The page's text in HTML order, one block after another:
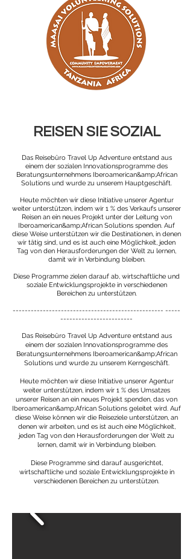
REISEN SIE SOZIAL
Das Reisebüro Travel Up Adventure entstand aus
einem der sozialen Innovationsprogramme des
Beratungsunternehmens Iberoamerican&amp;African
Solutions und wurde zu unserem Hauptgeschäft.
Heute möchten wir diese Initiative unserer Agentur
weiter unterstützen, indem wir 1 % des Verkaufs unserer
Reisen an ein neues Projekt unter der Leitung von
Iberoamerican&amp;African Solutions spenden. Auf
diese Weise unterstützen wir die Destinationen, in denen
wir tätig sind, und es ist auch eine Möglichkeit, jeden
Tag von den Herausforderungen der Welt zu lernen,
damit wir in Verbindung bleiben.
Diese Programme zielen darauf ab, wirtschaftliche und
soziale Entwicklungsprojekte in verschiedenen
Bereichen zu unterstützen.
-------------------------------------------------- -----
------------------------
Das Reisebüro Travel Up Adventure entstand aus
einem der sozialen Innovationsprogramme des
Beratungsunternehmens Iberoamerican&amp;African
Solutions und wurde zu unserem Kerngeschäft.
Heute möchten wir diese Initiative unserer Agentur
weiter unterstützen, indem wir 1 % des Umsatzes
unserer Reisen an ein neues Projekt spenden, das von
Iberoamerican&amp;African Solutions geleitet wird. Auf
diese Weise können wir die Reiseziele unterstützen, an
denen wir arbeiten, und es ist auch eine Möglichkeit,
jeden Tag von den Herausforderungen der Welt zu
lernen, damit wir in Verbindung bleiben.
Diese Programme sind darauf ausgerichtet,
wirtschaftliche und soziale Entwicklungsprojekte in
verschiedenen Bereichen zu unterstützen.